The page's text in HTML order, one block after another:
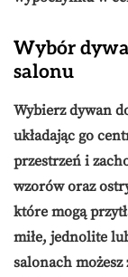
Wybór
salonu
Wybierz dywan
układając go
przestrzeń i
wzorów oraz
które mogą
miłe, jednolite
salonach